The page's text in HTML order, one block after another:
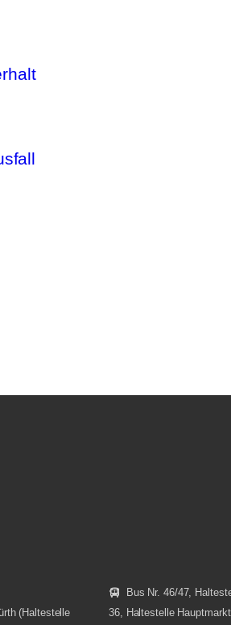
(Haltestelle
Bus Nr. 46/47,
36, Haltestelle Hauptmarkt